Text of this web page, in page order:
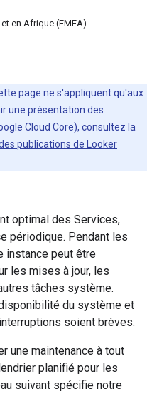
en Afrique (EMEA)
page ne s'appliquent qu'aux
une présentation des
Cloud Core), consultez la
publications de Looker
optimal des Services,
périodique. Pendant les
instance peut être
les mises à jour, les
tâches système.
du système et
soient brèves.
une maintenance à tout
planifié pour les
suivant spécifie notre